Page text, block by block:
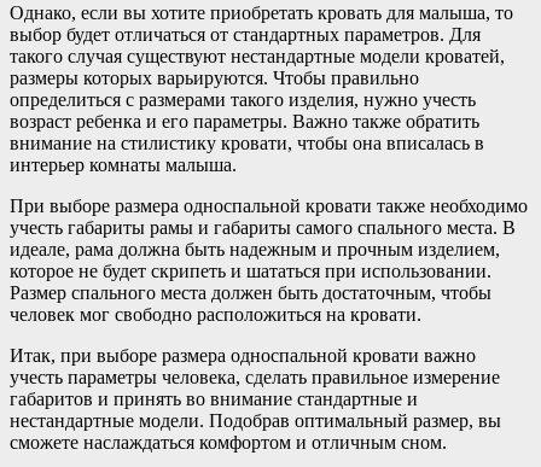
Однако, если вы хотите приобретать кровать для малыша, то
выбор будет отличаться от стандартных параметров. Для
такого случая существуют нестандартные модели кроватей,
размеры которых варьируются. Чтобы правильно
определиться с размерами такого изделия, нужно учесть
возраст ребенка и его параметры. Важно также обратить
внимание на стилистику кровати, чтобы она вписалась в
интерьер комнаты малыша.
При выборе размера односпальной кровати также необходимо
учесть габариты рамы и габариты самого спального места. В
идеале, рама должна быть надежным и прочным изделием,
которое не будет скрипеть и шататься при использовании.
Размер спального места должен быть достаточным, чтобы
человек мог свободно расположиться на кровати.
Итак, при выборе размера односпальной кровати важно
учесть параметры человека, сделать правильное измерение
габаритов и принять во внимание стандартные и
нестандартные модели. Подобрав оптимальный размер, вы
сможете наслаждаться комфортом и отличным сном.